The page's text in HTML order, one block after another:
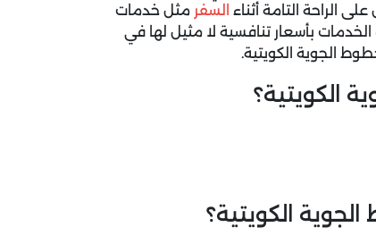
الراحة التامة أثناء السفر مثل خدمات
بأسعار تنافسية لا مثيل لها في
الجوية الكويتية.
الكويتية؟
الكويتية؟